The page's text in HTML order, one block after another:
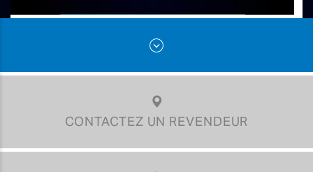
CONTACTEZ UN REVENDEUR